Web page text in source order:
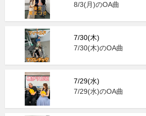
8/3(月)のOA曲
7/30(木)
7/30(木)のOA曲
7/29(水)
7/29(水)のOA曲